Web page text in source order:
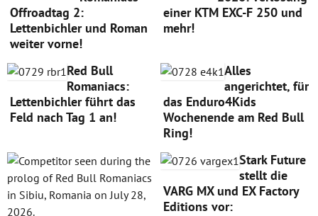
Offroadtag 2:
Lettenbichler und Roman
weiter vorne!
einer KTM EXC-F 250 und
mehr!
Red Bull
Romaniacs:
Lettenbichler führt das
Feld nach Tag 1 an!
Alles
angerichtet, für
das Enduro4Kids
Wochenende am Red Bull
Ring!
Stark Future
stellt die
VARG MX und EX Factory
Editions vor: